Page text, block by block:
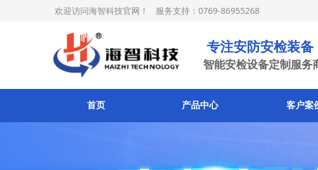
专注安防安检装备
智能安检设备定制服务
首页 产品中心 客户案
欢迎访问海智科技官网！ 服务支持：0769-86955268